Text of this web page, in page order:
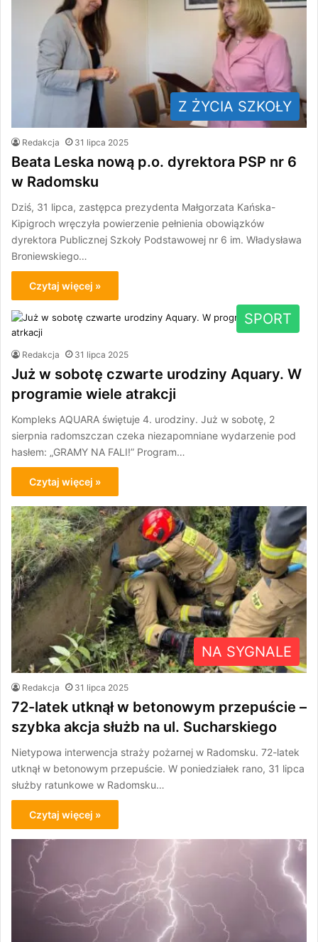
Z ŻYCIA SZKOŁY
Redakcja 31 lipca 2025
Beata Leska nową p.o. dyrektora PSP nr 6
w Radomsku
Dziś, 31 lipca, zastępca prezydenta Małgorzata Kańska-
Kipigroch wręczyła powierzenie pełnienia obowiązków
dyrektora Publicznej Szkoły Podstawowej nr 6 im. Władysława
Broniewskiego…
Czytaj więcej »
SPORT
Redakcja 31 lipca 2025
Już w sobotę czwarte urodziny Aquary. W
programie wiele atrakcji
Kompleks AQUARA świętuje 4. urodziny. Już w sobotę, 2
sierpnia radomszczan czeka niezapomniane wydarzenie pod
hasłem: „GRAMY NA FALI!” Program…
Czytaj więcej »
NA SYGNALE
Redakcja 31 lipca 2025
72-latek utknął w betonowym przepuście –
szybka akcja służb na ul. Sucharskiego
Nietypowa interwencja straży pożarnej w Radomsku. 72-latek
utknął w betonowym przepuście. W poniedziałek rano, 31 lipca
służby ratunkowe w Radomsku…
Czytaj więcej »